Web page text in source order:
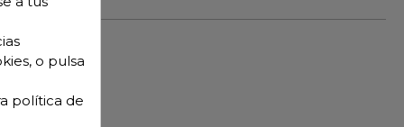
o pulsa
política de